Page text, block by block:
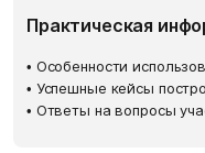
Практическая
• Особенности
• Успешные кейсы
• Ответы на вопросы